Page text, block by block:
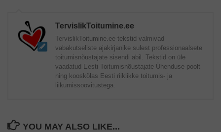
TervislikToitumine.ee
TervislikToitumine.ee tekstid valmivad
vabakutseliste ajakirjanike sulest professionaalsete
toitumisnõustajate sisendi abil. Tekstid on üle
vaadatud Eesti Toitumisnõustajate Ühenduse poolt
ning kooskõlas Eesti riiklikke toitumis- ja
liikumissoovitustega.
YOU MAY ALSO LIKE...